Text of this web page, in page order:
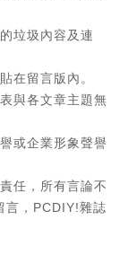
垃圾內容及連
在留言版內。
與各文章主題無
或企業形象聲譽
任，所有言論不
言，PCDIY!雜誌